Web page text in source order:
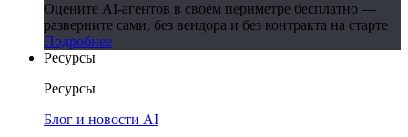
Оцените AI-агентов в своём периметре бесплатно —
разверните сами, без вендора и без контракта на старте
Подробнее
Ресурсы
Ресурсы
Блог и новости AI